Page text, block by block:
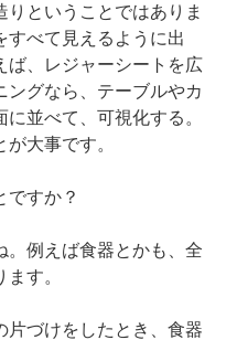
ということではありま
すべて見えるように出
、レジャーシートを広
ングなら、テーブルやカ
並べて、可視化する。
大事です。
ですか？
。例えば食器とかも、全
す。
片づけをしたとき、食器